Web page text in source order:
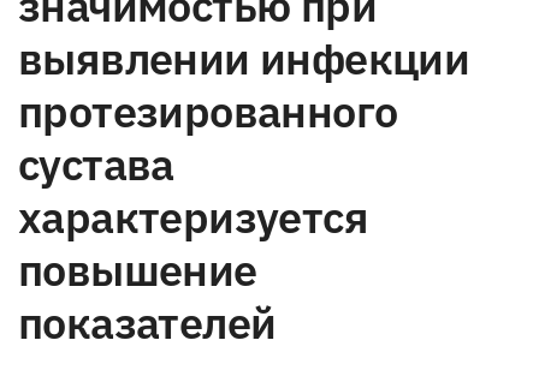
выявлении инфекции
протезированного
сустава
характеризуется
повышение
показателей